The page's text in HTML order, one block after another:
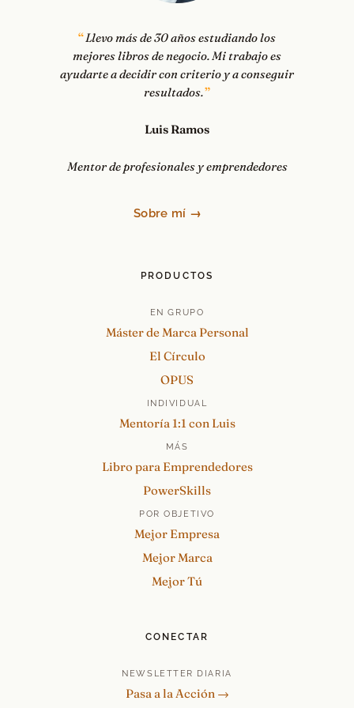
Llevo más de 30 años estudiando los
mejores libros de negocio. Mi trabajo es
ayudarte a decidir con criterio y a conseguir
resultados.
Luis Ramos
Mentor de profesionales y emprendedores
Sobre mí →
PRODUCTOS
EN GRUPO
Máster de Marca Personal
El Círculo
OPUS
INDIVIDUAL
Mentoría 1:1 con Luis
MÁS
Libro para Emprendedores
PowerSkills
POR OBJETIVO
Mejor Empresa
Mejor Marca
Mejor Tú
CONECTAR
NEWSLETTER DIARIA
Pasa a la Acción →